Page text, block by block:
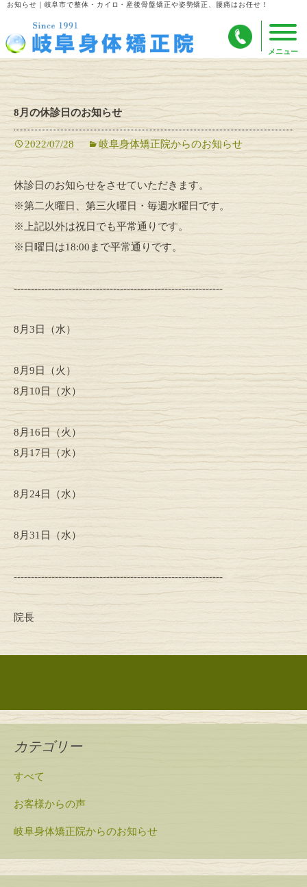
お知らせ｜岐阜市で整体・カイロ・産後骨盤矯正や姿勢矯正、腰痛はお任せ！
8月の休診日のお知らせ
2022/07/28 岐阜身体矯正院からのお知らせ
休診日のお知らせをさせていただきます。
※第二火曜日、第三火曜日・毎週水曜日です。
※上記以外は祝日でも平常通りです。
※日曜日は18:00まで平常通りです。
-------------------------------------------------------------
8月3日（水）
8月9日（火）
8月10日（水）
8月16日（火）
8月17日（水）
8月24日（水）
8月31日（水）
-------------------------------------------------------------
院長
カテゴリー
すべて
お客様からの声
岐阜身体矯正院からのお知らせ